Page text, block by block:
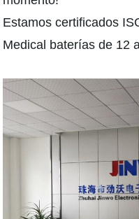
Estamos certificados
Medical baterías de 12